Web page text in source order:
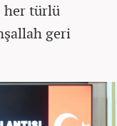
her türlü
geri